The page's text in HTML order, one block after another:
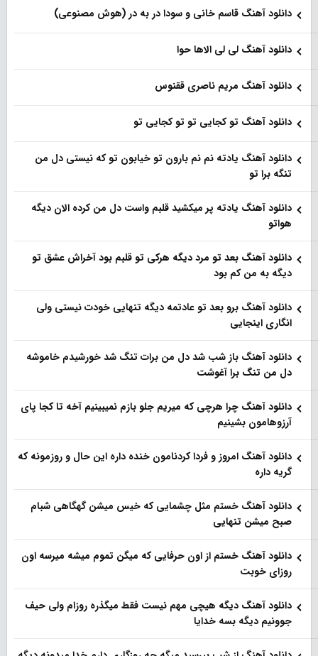
دانلود آهنگ قاسم خانی و سودا در به در (هوش مصنوعی)
دانلود آهنگ لی لی الاها حوا
دانلود آهنگ مریم ناصری ققنوس
دانلود آهنگ تو کجایی تو تو کجایی تو
دانلود آهنگ یادته نم نم بارون تو خیابون تو که نیستی دل من
تنگه برا تو
دانلود آهنگ یادته پر میکشید قلبم واست دل من کرده الان دیگه
هواتو
دانلود آهنگ بعد تو مرد دیگه هرکی تو قلبم بود آخراش عشق تو
دیگه به من کم بود
دانلود آهنگ برو بعد تو عادتمه دیگه تنهایی خودت نیستی ولی
انگاری اینجایی
دانلود آهنگ باز شب شد دل من برات تنگ شد خورشیدم خاموشه
دل من تنگ برا آغوشت
دانلود آهنگ چرا هرچی که میریم جلو بازم نمیبینیم آخه تا کجا پای
آرزوهامون بشینیم
دانلود آهنگ امروز و فردا کردنامون خنده داره این حال و روزمونه که
گریه داره
دانلود آهنگ خستم مثل چشمایی که خیس میشن گهگاهی شبام
صبح میشن تنهایی
دانلود آهنگ خستم از اون حرفایی که میگن تموم میشه میرسه اون
روزای خوبت
دانلود آهنگ دیگه هیچی مهم نیست فقط میگذره روزام ولی حیف
جوونیم دیگه بسه خدایا